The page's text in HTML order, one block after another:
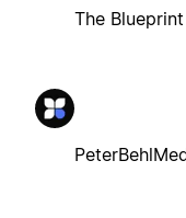
The Blueprint